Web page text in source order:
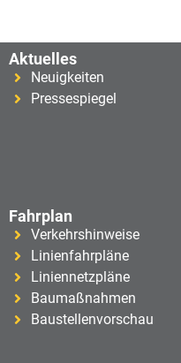
Aktuelles
Neuigkeiten
Pressespiegel
Fahrplan
Verkehrshinweise
Linienfahrpläne
Liniennetzpläne
Baumaßnahmen
Baustellenvorschau